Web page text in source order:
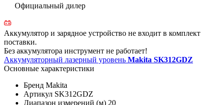
Официальный дилер
Аккумулятор и зарядное устройство не входит в комплект
поставки.
Без аккумулятора инструмент не работает!
Аккумуляторный лазерный уровень Makita SK312GDZ
Основные характеристики
Бренд Makita
Артикул SK312GDZ
Диапазон измерений (м) 20